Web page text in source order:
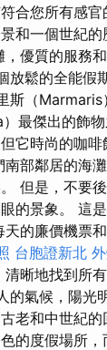
合您所有感官
和一個世紀的
，優質的服務
放鬆的全能假
斯（
最傑出的飾物
它時尚的咖
部鄰居的海
但是，不要
的景象。 這
的廉價機票
台胞證新北
晰地找到所有
的氣候，陽光
老和中世紀的
的度假場所